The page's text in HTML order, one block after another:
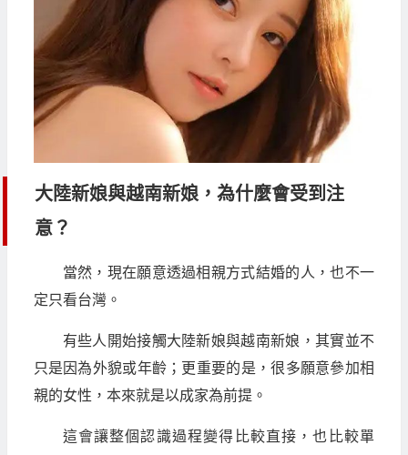
大陸新娘與越南新娘，為什麼會受到注
意？
當然，現在願意透過相親方式結婚的人，也不一
定只看台灣。
有些人開始接觸大陸新娘與越南新娘，其實並不
只是因為外貌或年齡；更重要的是，很多願意參加相
親的女性，本來就是以成家為前提。
這會讓整個認識過程變得比較直接，也比較單